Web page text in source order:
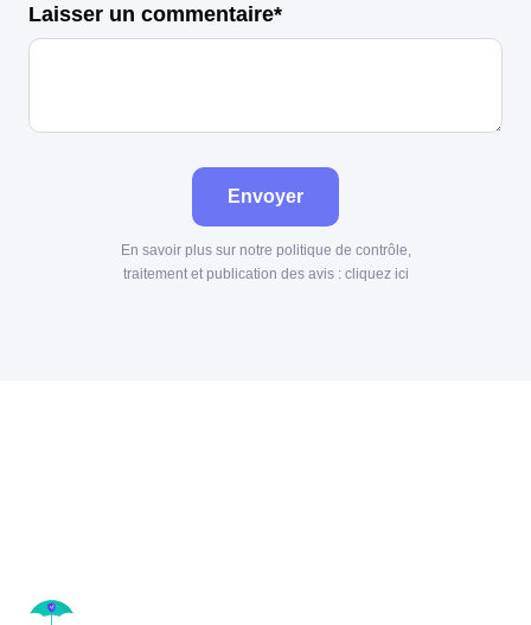
Laisser un commentaire*
Envoyer
En savoir plus sur notre politique de contrôle,
traitement et publication des avis : cliquez ici